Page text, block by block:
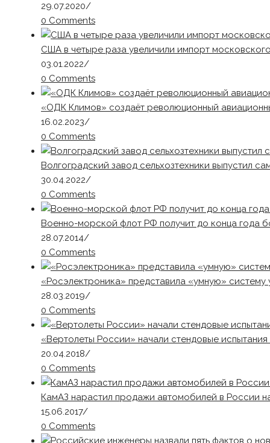
29.07.2020/
0 Comments
США в четыре раза увеличили импорт
03.01.2022/
0 Comments
«ОДК Климов» создаёт революционный
16.02.2023/
0 Comments
Волгоградский завод сельхозтехники выпустил
30.04.2022/
0 Comments
Военно-морской флот РФ получит до конца года
28.07.2014/
0 Comments
«Росэлектроника» представила «умную» систему
28.03.2019/
0 Comments
«Вертолеты России» начали стендовые
20.04.2018/
0 Comments
КамАЗ нарастил продажи автомобилей в России
15.06.2017/
0 Comments